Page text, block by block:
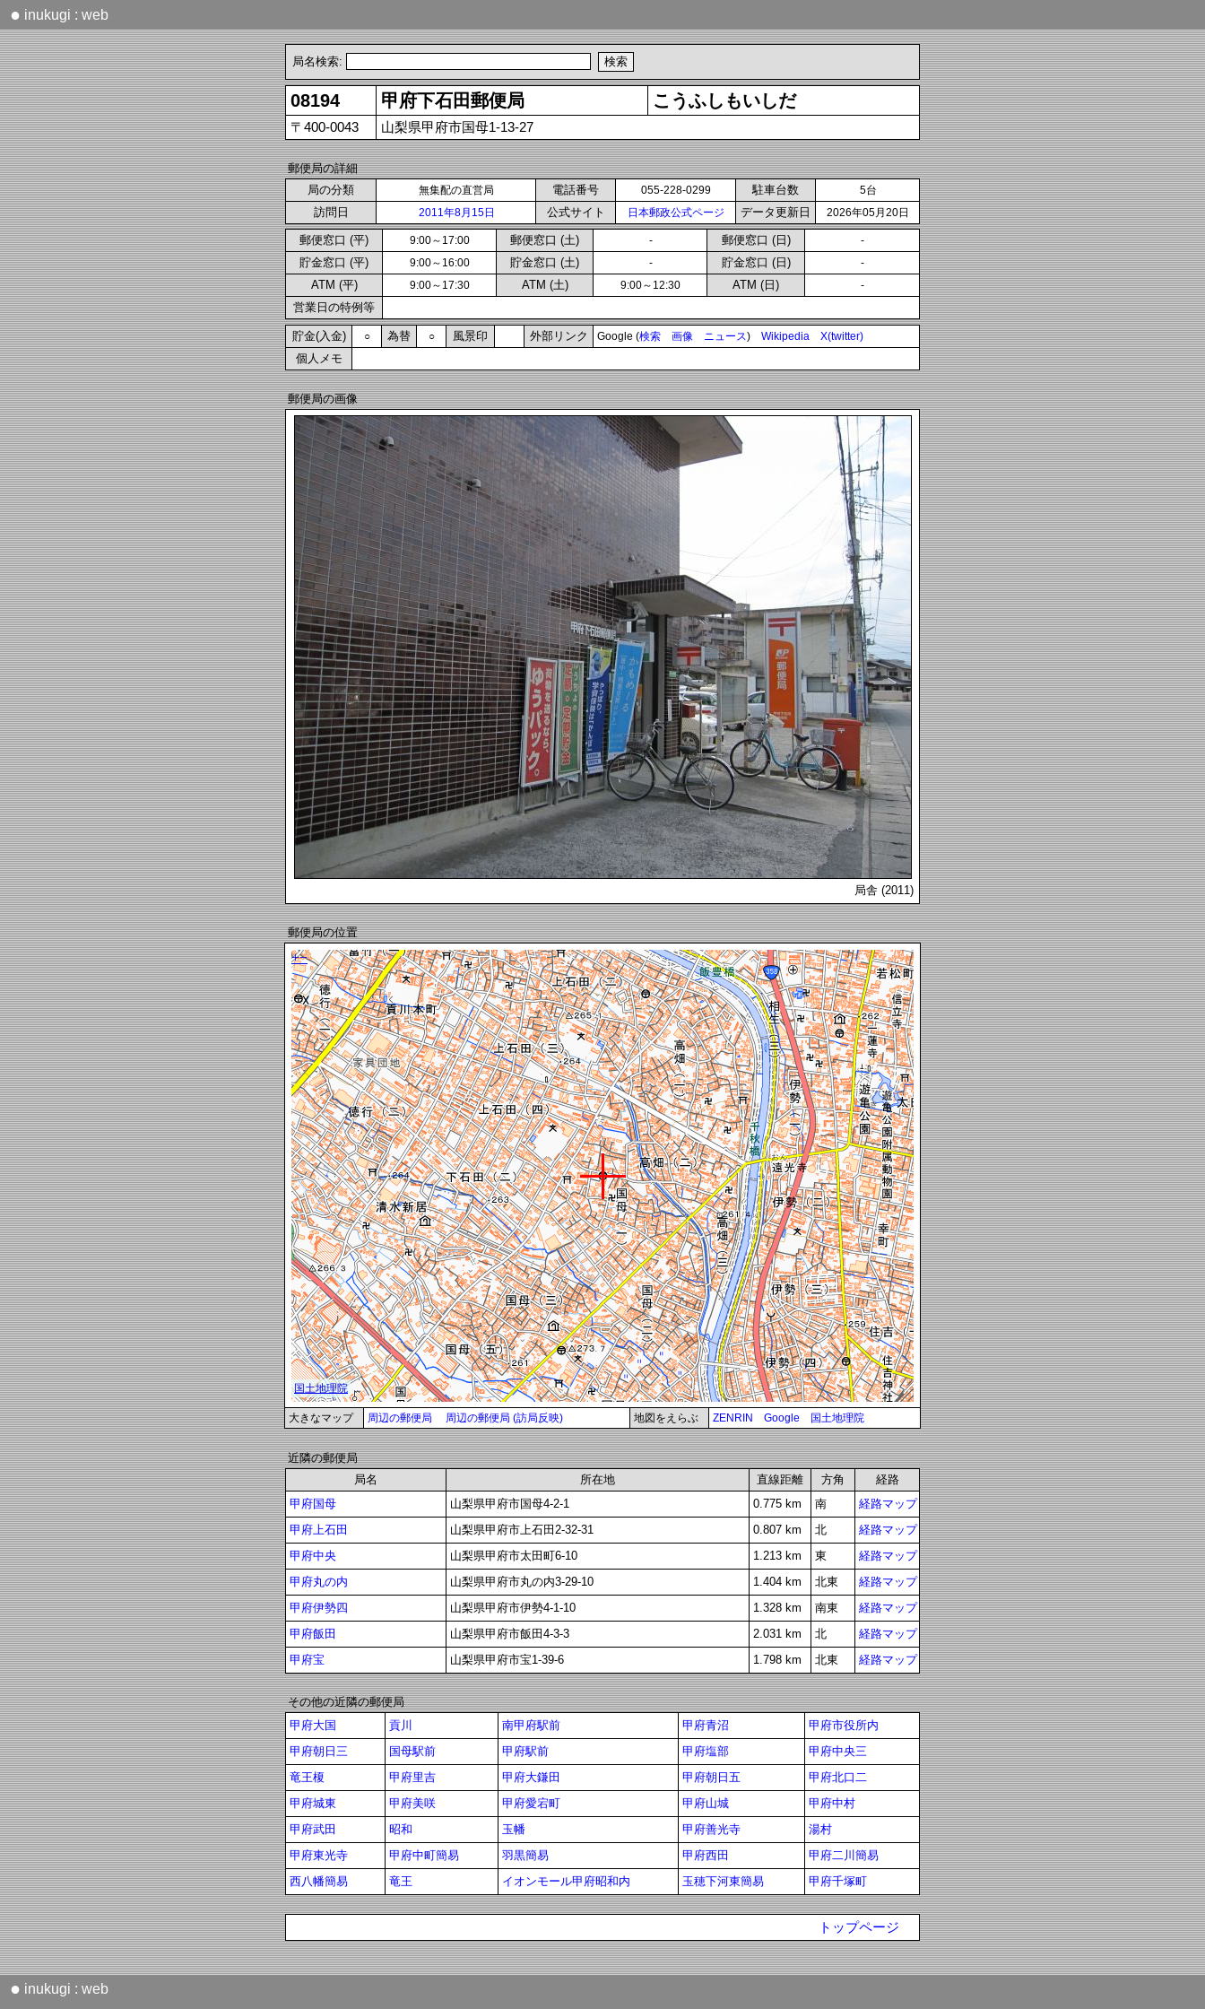
● inukugi : web
局名検索:
08194 甲府下石田郵便局 こうふしもいしだ
〒400-0043 山梨県甲府市国母1-13-27
郵便局の詳細
局の分類
無集配の直営局 電話番号 055-228-0299 駐車台数 5台
訪問日 2011年8月15日 公式サイト 日本郵政公式ページ データ更新日 2026年05月20日
郵便窓口 (平) 9:00～17:00 郵便窓口 (土) - 郵便窓口 (日) -
貯金窓口 (平) 9:00～16:00 貯金窓口 (土) - 貯金窓口 (日) -
ATM (平) 9:00～17:30 ATM (土) 9:00～12:30 ATM (日) -
営業日の特例等
貯金(入金) ○ 為替 ○ 風景印 外部リンク Google (検索 画像 ニュース) Wikipedia X(twitter)
個人メモ
郵便局の画像
局舎 (2011)
郵便局の位置
大きなマップ 周辺の郵便局 周辺の郵便局 (訪局反映) 地図をえらぶ ZENRIN Google 国土地理院
近隣の郵便局
局名
所在地 直線距離 方角
経路
甲府国母
山梨県甲府市国母4-2-1 0.775 km 南
経路マップ
甲府上石田
山梨県甲府市上石田2-32-31 0.807 km 北
経路マップ
甲府中央
山梨県甲府市太田町6-10 1.213 km 東
経路マップ
甲府丸の内
山梨県甲府市丸の内3-29-10 1.404 km 北東
経路マップ
甲府伊勢四
山梨県甲府市伊勢4-1-10 1.328 km 南東
経路マップ
甲府飯田
山梨県甲府市飯田4-3-3 2.031 km 北
経路マップ
甲府宝
山梨県甲府市宝1-39-6 1.798 km 北東 経路マップ
その他の近隣の郵便局
甲府大国
貢川 南甲府駅前 甲府青沼
甲府市役所内
甲府朝日三
国母駅前 甲府駅前 甲府塩部
甲府中央三
竜王榎
甲府里吉 甲府大鎌田 甲府朝日五
甲府北口二
甲府城東
甲府美咲 甲府愛宕町 甲府山城
甲府中村
甲府武田
昭和 玉幡 甲府善光寺
湯村
甲府東光寺
甲府中町簡易 羽黒簡易 甲府西田
甲府二川簡易
西八幡簡易
竜王 イオンモール甲府昭和内 玉穂下河東簡易 甲府千塚町
トップページ
● inukugi : web